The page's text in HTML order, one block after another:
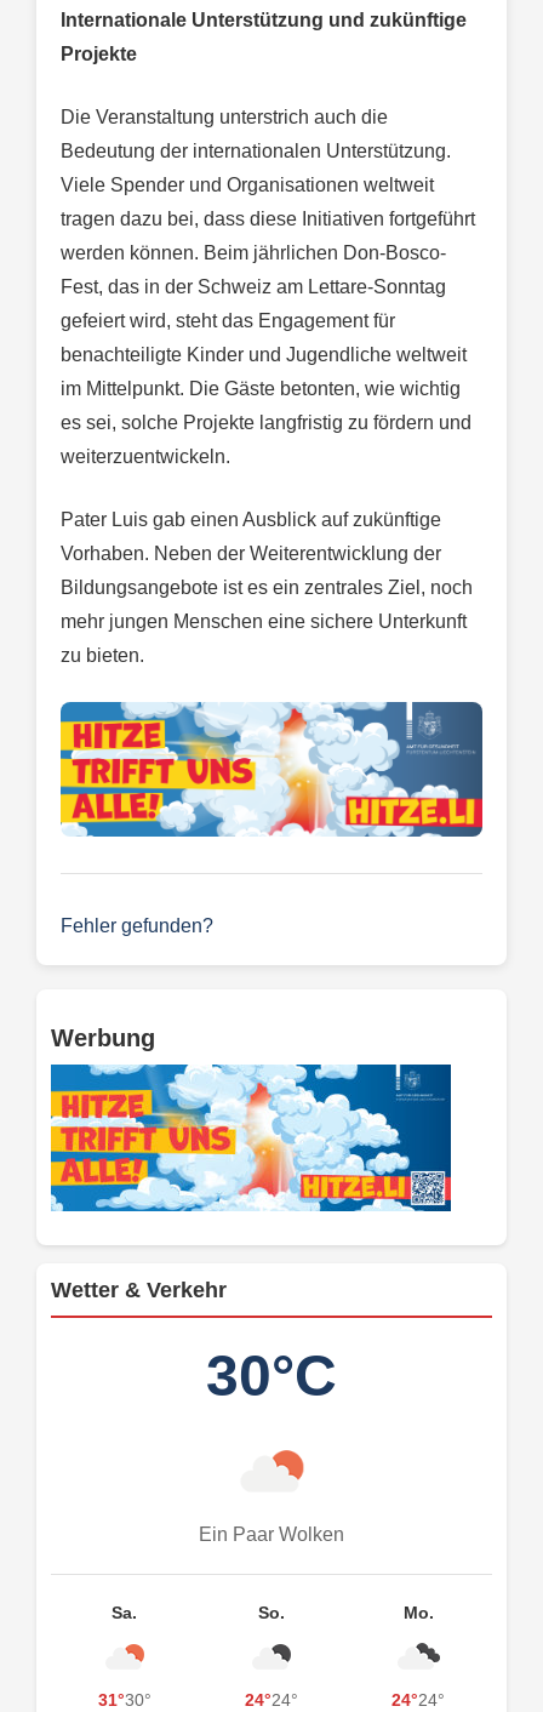
Internationale Unterstützung und zukünftige
Projekte
Die Veranstaltung unterstrich auch die
Bedeutung der internationalen Unterstützung.
Viele Spender und Organisationen weltweit
tragen dazu bei, dass diese Initiativen fortgeführt
werden können. Beim jährlichen Don-Bosco-
Fest, das in der Schweiz am Lettare-Sonntag
gefeiert wird, steht das Engagement für
benachteiligte Kinder und Jugendliche weltweit
im Mittelpunkt. Die Gäste betonten, wie wichtig
es sei, solche Projekte langfristig zu fördern und
weiterzuentwickeln.
Pater Luis gab einen Ausblick auf zukünftige
Vorhaben. Neben der Weiterentwicklung der
Bildungsangebote ist es ein zentrales Ziel, noch
mehr jungen Menschen eine sichere Unterkunft
zu bieten.
Fehler gefunden?
Werbung
Wetter & Verkehr
30°C
Ein Paar Wolken
Sa.
31°30°
So.
24°24°
Mo.
24°24°